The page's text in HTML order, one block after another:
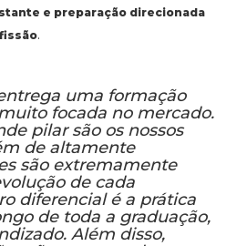
e preparação direcionada
.
uma formação
focada no mercado.
pilar são os nossos
de altamente
são extremamente
de cada
diferencial é a prática
de toda a graduação,
Além disso,